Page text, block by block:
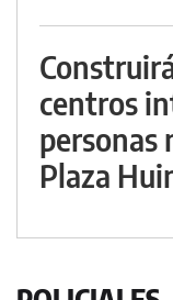
centros
personas
Plaza